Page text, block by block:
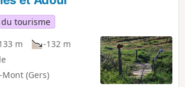
tourisme
m
-132 m
(Gers)